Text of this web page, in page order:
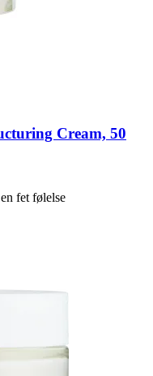
Cream, 50
fet følelse